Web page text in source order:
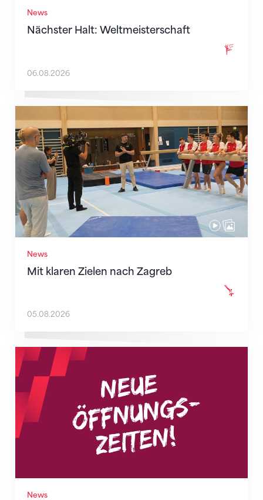
News
Nächster Halt: Weltmeisterschaft
06.08.2026
News
Mit klaren Zielen nach Zagreb
Mit klaren Zielen nach Zagreb
05.08.2026
News
Neue Empfangszeiten ab 1. August 2026